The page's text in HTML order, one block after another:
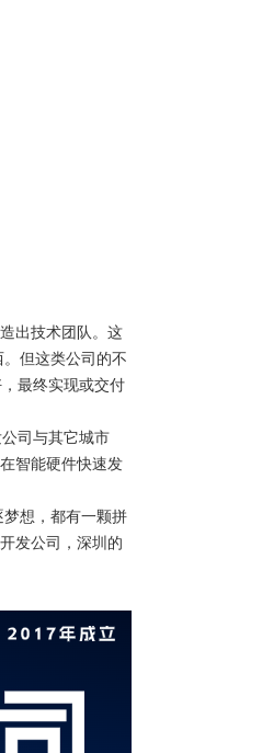
出技术团队。这
但这类公司的不
最终实现或交付
司与其它城市
智能硬件快速发
想，都有一颗拼
发公司，深圳的